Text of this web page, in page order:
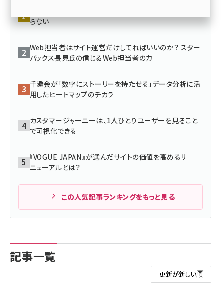
らない
Web担当者はサイト運営だけしてればいいのか？ スター
バックス長見氏の信じるWeb担当者の力
千趣会が「数字にストーリーを持たせる」データ分析に活
用したヒートマップのチカラ
カスタマージャーニーは、1人ひとりユーザーを見ること
で可視化できる
『VOGUE JAPAN』が選んだサイトの価値を高めるリ
ニューアルとは？
この人気記事ランキングをもっと見る
記事一覧